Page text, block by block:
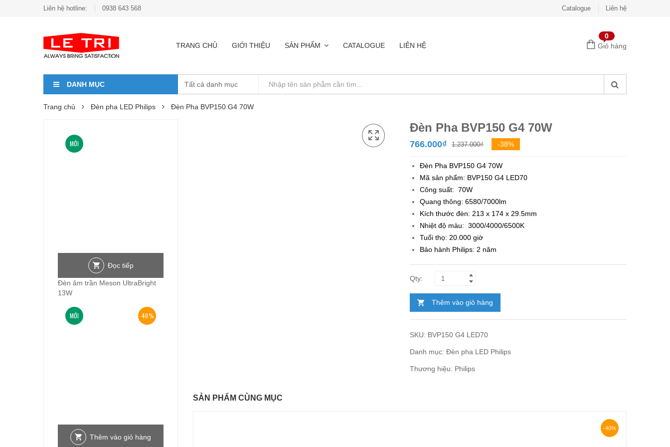
Liên hệ hotline: 0938 643 568 Catalogue Liên hệ
TRANG CHỦ GIỚI THIỆU SẢN PHẨM CATALOGUE LIÊN HỆ
0
Giỏ hàng
DANH MỤC
Trang chủ Đèn pha LED Philips Đèn Pha BVP150 G4 70W
Đèn Pha BVP150 G4 70W
1.237.000₫Giá
là:
1.237.000₫.
766.000₫
Giá
tại
là:
-38%
Đèn Pha BVP150 G4 70W
Mã sản phẩm: BVP150 G4 LED70
Công suất: 70W
Quang thông: 6580/7000lm
Kích thước đèn: 213 x 174 x 29.5mm
Nhiệt độ màu: 3000/4000/6500K
Tuổi thọ: 20.000 giờ
Bảo hành Philips: 2 năm
Thêm vào giỏ hàng
SKU: BVP150 G4 LED70
Danh mục: Đèn pha LED Philips
Thương hiệu: Philips
SẢN PHẨM CÙNG MỤC
-40%
MỚI
Đọc tiếp
Đèn âm trần Meson UltraBright
13W
-40%
MỚI
Thêm vào giỏ hàng